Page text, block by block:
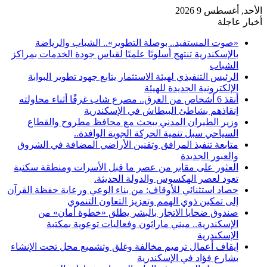
الأحد, أغسطس 9 2026
أخبار عاجلة
«صوت المستفيد.. بوصلة التطوير».. الشباب والرياضة
بالإسكندرية تنتهج أسلوبًا علميًا لقياس جودة الخدمات بمراكز
الشباب
الرئيس التنفيذي لهيئة الاستثمار يتابع جهود تطوير البوابة
الإلكترونية الجديدة للهيئة
أنقذ 6 أشخاص من الغرق.. مصرع شاب غرقًا أثناء محاولته
إنقاذهم بشاطئ البيطاش في الإسكندرية
وزير الطيران المدني يبحث مع محافظ مطروح والقطاع
السياحي سبل تنمية الحركة الجوية الوافدة..
متابعة تنفيذ المرافق وتقنين الأراضي المضافة في الشروق
والعبور الجديدة
العثور على مقابر من عصر ما قبل الأسرات ومنطقة سكنية
تعود لعصر الهكسوس والدولة الحديثة.
حصاد استثنائي للأوقاف: من بناء الوعي ورعاية حفظة القرآن
إلى تمكين ذوي الهمم وتعزيز التعاون التنموي
صندوق ضحايا الاتجار بالبشر يطلق «خطوة أمان» من
الإسكندرية.. ميني ماراثون وفعاليات توعوية بمكتبة
الإسكندرية
إيقاف أعمال ترميم مخالفة وغلق وتشميع محل تحت الإنشاء
بشارع فؤاد في الإسكندرية